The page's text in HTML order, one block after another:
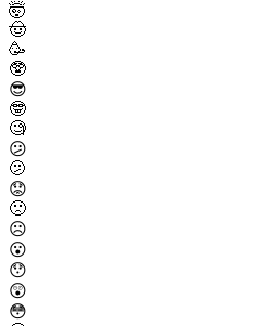
🤯
🤠
🥳
🥸
😎
🤓
🧐
😕
🫤
😟
🙁
☹️
😮
😯
😲
😳